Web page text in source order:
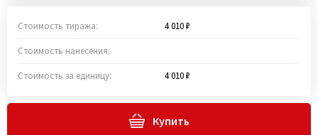
Стоимость тиража: 4 010 ₽
Стоимость нанесения:
Стоимость за единицу: 4 010 ₽
Купить